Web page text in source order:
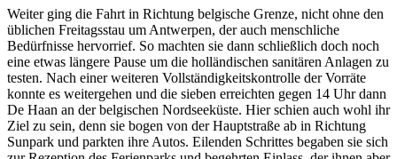
Weiter ging die Fahrt in Richtung belgische Grenze, nicht ohne den
üblichen Freitagsstau um Antwerpen, der auch menschliche
Bedürfnisse hervorrief. So machten sie dann schließlich doch noch
eine etwas längere Pause um die holländischen sanitären Anlagen zu
testen. Nach einer weiteren Vollständigkeitskontrolle der Vorräte
konnte es weitergehen und die sieben erreichten gegen 14 Uhr dann
De Haan an der belgischen Nordseeküste. Hier schien auch wohl ihr
Ziel zu sein, denn sie bogen von der Hauptstraße ab in Richtung
Sunpark und parkten ihre Autos. Eilenden Schrittes begaben sie sich